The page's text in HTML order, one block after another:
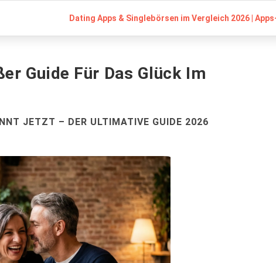
Dating Apps & Singlebörsen im Vergleich 2026 |
Guide Für Das Glück Im
JETZT – DER ULTIMATIVE GUIDE 2026